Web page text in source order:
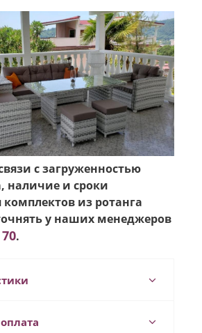
с загруженностью
наличие и сроки
комплектов из ротанга
у наших менеджеров
.